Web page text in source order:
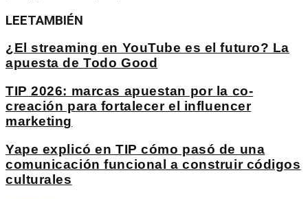
LEETAMBIÉN
¿El streaming en YouTube es el futuro? La
apuesta de Todo Good
TIP 2026: marcas apuestan por la co-
creación para fortalecer el influencer
marketing
Yape explicó en TIP cómo pasó de una
comunicación funcional a construir códigos
culturales